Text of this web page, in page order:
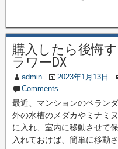
購入したら後悔
ラワーDX
admin 2023年1月13日
Comments
最近、マンションのベラン
外の水槽のメダカやミナミ
に入れ、室内に移動させて
入れておけば、簡単に移動